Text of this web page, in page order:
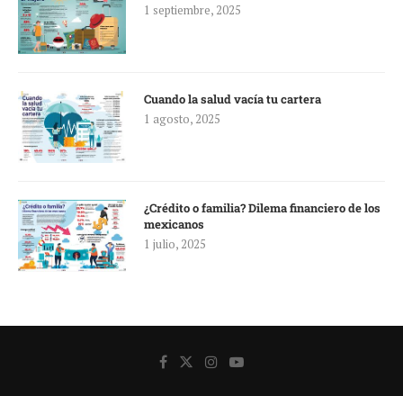
1 septiembre, 2025
Cuando la salud vacía tu cartera
1 agosto, 2025
¿Crédito o familia? Dilema financiero de los
mexicanos
1 julio, 2025